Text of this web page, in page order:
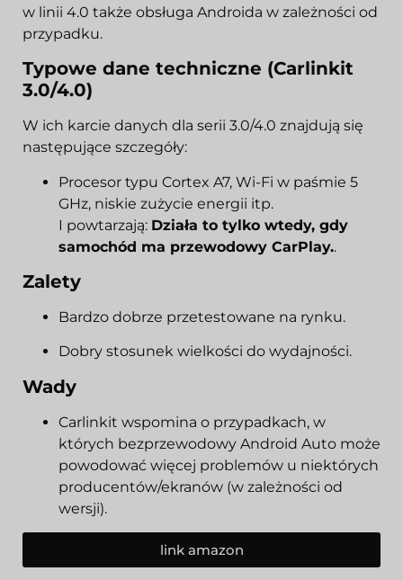
w linii 4.0 także obsługa Androida w zależności od
przypadku.
Typowe dane techniczne (Carlinkit
3.0/4.0)
W ich karcie danych dla serii 3.0/4.0 znajdują się
następujące szczegóły:
Procesor typu Cortex A7, Wi-Fi w paśmie 5
GHz, niskie zużycie energii itp.
I powtarzają: Działa to tylko wtedy, gdy
samochód ma przewodowy CarPlay..
Zalety
Bardzo dobrze przetestowane na rynku.
Dobry stosunek wielkości do wydajności.
Wady
Carlinkit wspomina o przypadkach, w
których bezprzewodowy Android Auto może
powodować więcej problemów u niektórych
producentów/ekranów (w zależności od
wersji).
link amazon